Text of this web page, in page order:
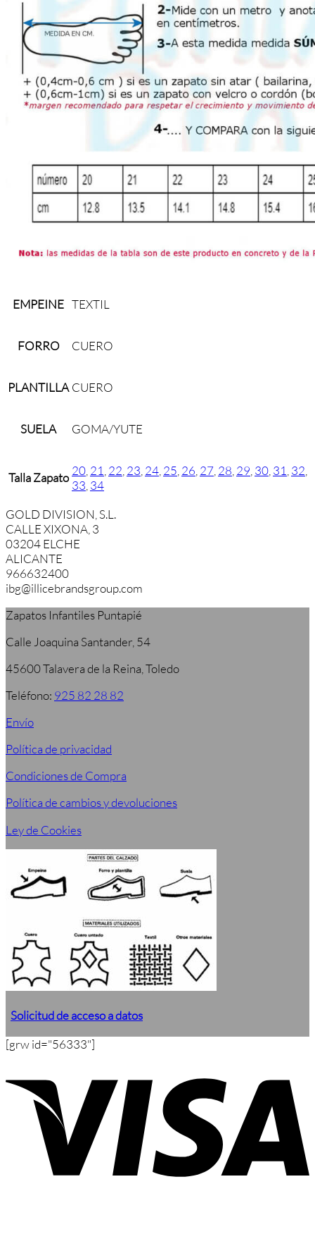
EMPEINE TEXTIL
FORRO CUERO
PLANTILLA CUERO
SUELA GOMA/YUTE
Talla Zapato 20 21 22 23 24 25 26 27 28 29 30 31 32
33 34
GOLD DIVISION, S.L.
CALLE XIXONA, 3
03204 ELCHE
ALICANTE
966632400
ibg@illicebrandsgroup.com
Zapatos Infantiles Puntapié
Calle Joaquina Santander, 54
45600 Talavera de la Reina, Toledo
Teléfono: 925 82 28 82
Envío
Política de privacidad
Condiciones de Compra
Política de cambios y devoluciones
Ley de Cookies
Solicitud de acceso a datos
[grw id="56333"]